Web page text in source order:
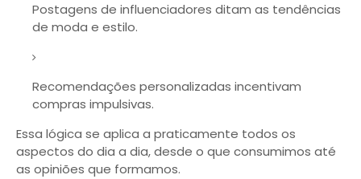
Postagens de influenciadores ditam as tendências
de moda e estilo.
Recomendações personalizadas incentivam
compras impulsivas.
Essa lógica se aplica a praticamente todos os
aspectos do dia a dia, desde o que consumimos até
as opiniões que formamos.